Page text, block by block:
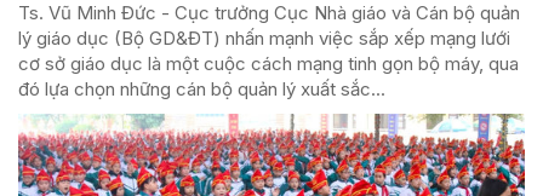
Ts. Vũ Minh Đức - Cục trưởng Cục Nhà giáo và Cán bộ quản
lý giáo dục (Bộ GD&ĐT) nhấn mạnh việc sắp xếp mạng lưới
cơ sở giáo dục là một cuộc cách mạng tinh gọn bộ máy, qua
đó lựa chọn những cán bộ quản lý xuất sắc...